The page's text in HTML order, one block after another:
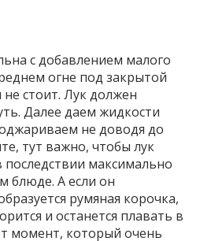
с добавлением малого
огне под закрытой
стоит. Лук должен
Далее даем жидкости
не доводя до
тут важно, чтобы лук
последствии максимально
блюде. А если он
румяная корочка,
и останется плавать в
момент, который очень